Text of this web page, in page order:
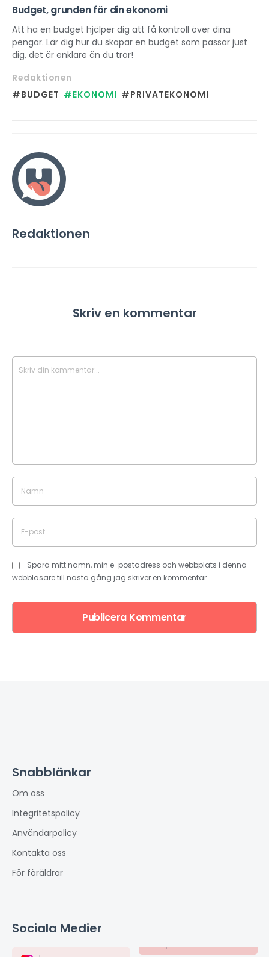
Budget, grunden för din ekonomi
Att ha en budget hjälper dig att få kontroll över dina
pengar. Lär dig hur du skapar en budget som passar just
dig, det är enklare än du tror!
Redaktionen
#BUDGET #EKONOMI #PRIVATEKONOMI
Redaktionen
Skriv en kommentar
Spara mitt namn, min e-postadress och webbplats i denna
webbläsare till nästa gång jag skriver en kommentar.
Snabblänkar
Om oss
Integritetspolicy
Användarpolicy
Kontakta oss
För föräldrar
Sociala Medier